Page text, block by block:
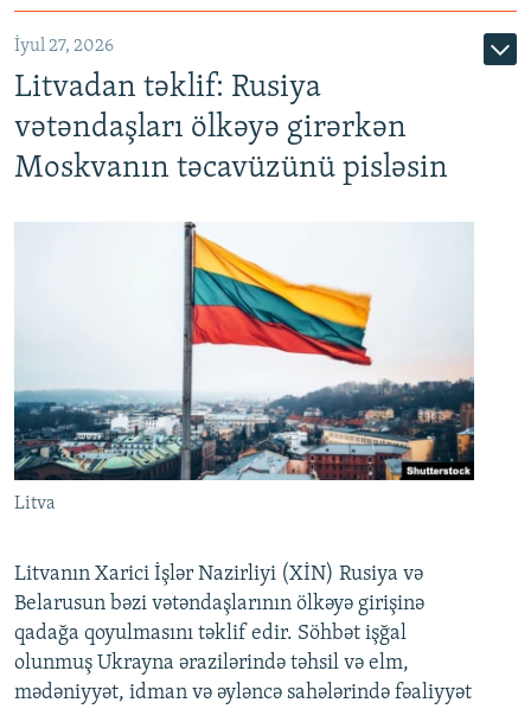
İyul 27, 2026
Litvadan təklif: Rusiya
vətəndaşları ölkəyə girərkən
Moskvanın təcavüzünü pisləsin
Litva
Litvanın Xarici İşlər Nazirliyi (XİN) Rusiya və
Belarusun bəzi vətəndaşlarının ölkəyə girişinə
qadağa qoyulmasını təklif edir. Söhbət işğal
olunmuş Ukrayna ərazilərində təhsil və elm,
mədəniyyət, idman və əyləncə sahələrində fəaliyyət